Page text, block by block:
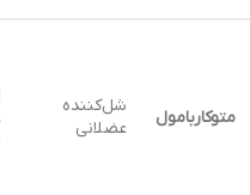
متوکاربامول
شل‌کننده
عضلانی